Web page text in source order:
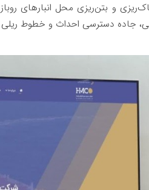
و بتن‌ریزی محل انبارهای
جاده دسترسی احداث و خطوط